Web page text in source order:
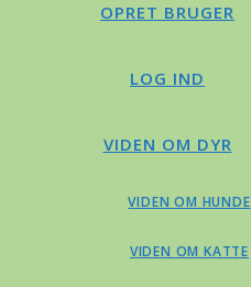
OPRET BRUGER
LOG IND
VIDEN OM DYR
VIDEN OM HUNDE
VIDEN OM KATTE